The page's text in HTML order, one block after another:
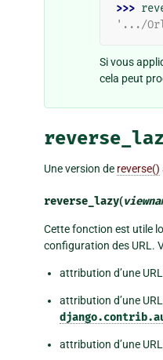
>>>
'.../
Si vous
cela peut
Une version de reverse()
reverse_lazy(
Cette fonction est utile
configuration des URL.
attribution d’une
attribution d’une
attribution d’une